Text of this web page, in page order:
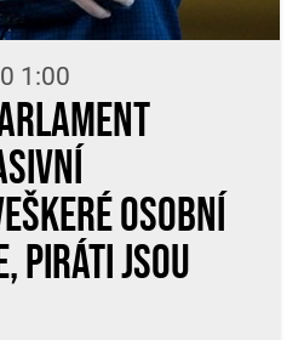
1:00
osobní
Piráti jsou